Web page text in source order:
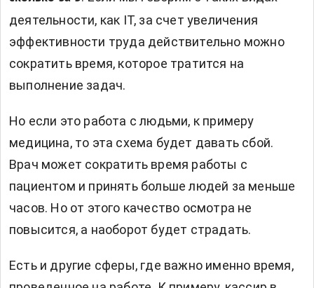
деятельности, как IT, за счет увеличения
эффективности труда действительно можно
сократить время, которое тратится на
выполнение задач.
Но если это работа с людьми, к примеру
медицина, то эта схема будет давать сбой.
Врач может сократить время работы с
пациентом и принять больше людей за меньше
часов. Но от этого качество осмотра не
повысится, а наоборот будет страдать.
Есть и другие сферы, где важно именно время,